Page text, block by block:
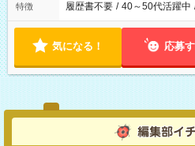
特徴 履歴書不要 / 40～50代活躍中
気になる！ 応募